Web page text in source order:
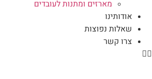
מארזים ומתנות לעובדים
אודותינו
שאלות נפוצות
צרו קשר